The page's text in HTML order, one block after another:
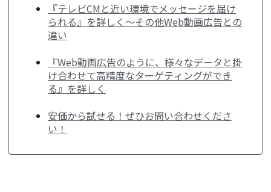
『テレビCMと近い環境でメッセージを届け
られる』を詳しく～その他Web動画広告との
違い
『Web動画広告のように、様々なデータと掛
け合わせて高精度なターゲティングができ
る』を詳しく
安価から試せる！ぜひお問い合わせくださ
い！